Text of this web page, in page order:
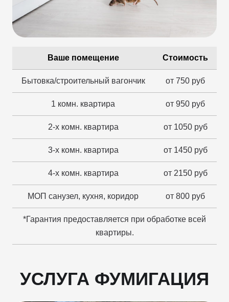
Ваше помещение Стоимость
Бытовка/строительный вагончик от 750 руб
1 комн. квартира от 950 руб
2-х комн. квартира от 1050 руб
3-х комн. квартира от 1450 руб
4-х комн. квартира от 2150 руб
МОП санузел, кухня, коридор от 800 руб
*Гарантия предоставляется при обработке всей
квартиры.
УСЛУГА ФУМИГАЦИЯ